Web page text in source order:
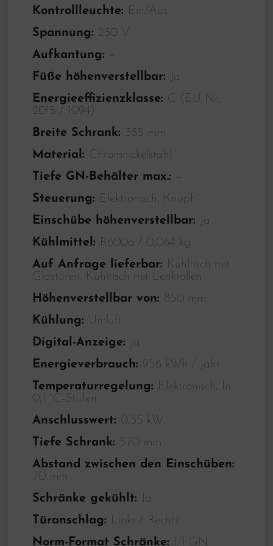
Kontrollleuchte: Ein/Aus
Spannung: 230 V
Aufkantung: –
Füße höhenverstellbar:
Ja
Energieeffizienzklasse: C (EU Nr.
2015 / 1094)
Breite Schrank: 335 mm
Material: Chromnickelstahl
Tiefe GN-Behälter max.: –
Steuerung: Elektronisch, Knopf
Einschübe höhenverstellbar:
Ja
Kühlmittel: R600a / 0,064 kg
Auf Anfrage lieferbar: Kühltisch mit
Glastüren, Kühltisch mit Lenkrollen
Höhenverstellbar von: 850 mm
Kühlung: Umluft
Digital-Anzeige:
Ja
Energieverbrauch: 956 kWh / Jahr
Temperaturregelung: Elektronisch, In
0,1 °C-Stufen
Anschlusswert: 0,35 kW
Tiefe Schrank: 570 mm
Abstand zwischen den Einschüben:
70 mm
Schränke gekühlt:
Ja
Türanschlag: Links / Rechts
Norm-Format Schränke: 1/1 GN